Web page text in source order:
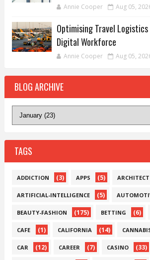
Annie Cooper Aug 05,
Optimising Travel
Digital Workforce
Annie Cooper Aug 05,
BLOG ARCHIVE
TAGS
ADDICTION (3) APPS (5) ARCHITECT
ARTIFICIAL-INTELLIGENCE (5)
BEAUTY-FASHION (175) BETTING (6)
CAFE (1) CALIFORNIA (14)
CAR (12) CAREER (7) CASINO (33)